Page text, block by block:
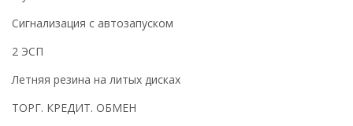
Сигнализация с автозапуском
2 ЭСП
Летняя резина на литых дисках
ТОРГ. КРЕДИТ. ОБМЕН